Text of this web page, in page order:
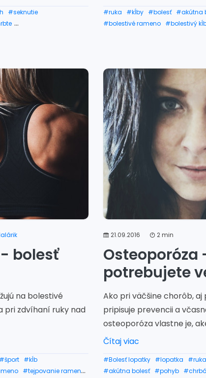
#seknutie
#ruka #kĺby #bolesť #akútna
#bolestivé rameno #bolestivý
#zápal ramena #burzitída
#operácia ramena doba liečenia
#syndróm zmrznutého ramena
#operácia ramena video
bolesť
na bolestivé
pri zdvíhaní ruky nad
#šport #kĺb
#tejpovanie ramena
21.09.2016 2 min
Osteoporóza
potrebujete
Ako pri väčšine chorôb,
pripisuje prevencii a
osteoporóza vlastne je,
Čítaj viac
#Bolesť lopatky #lopatka #ruka
#akútna bolesť #pohyb